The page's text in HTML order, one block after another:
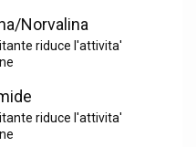
Norvalina
riduce l'attivita'
riduce l'attivita'